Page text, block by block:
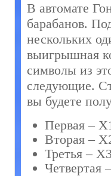
В автомате
барабанов.
нескольких
выигрышная
символы из
следующие.
вы будете
Первая –
Вторая –
Третья –
Четвертая